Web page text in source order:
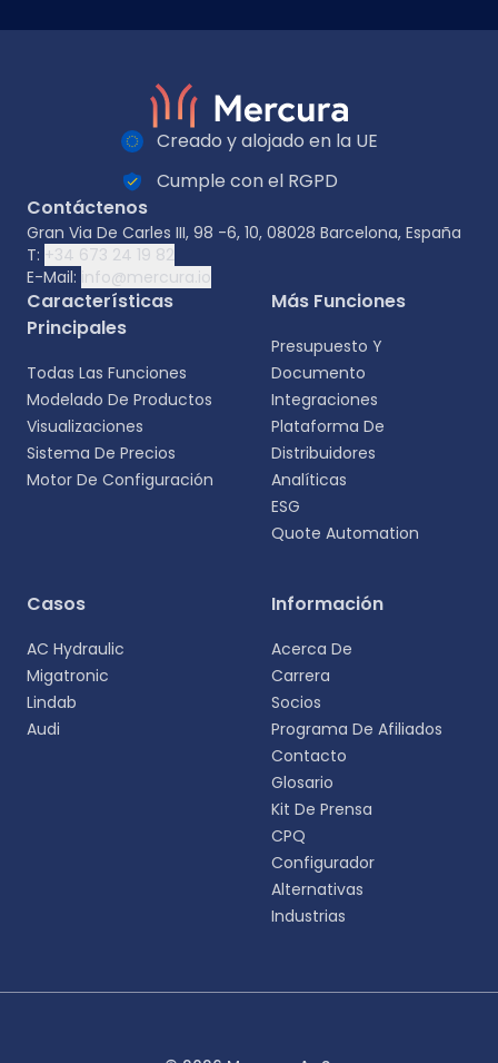
Selecciona tu idioma
más personalizada.
Svenska
Creado y alojado en la UE
Cumple con el RGPD
Contáctenos
Gran Via De Carles III, 98 -6, 10, 08028 Barcelona, España
T: +34 673 24 19 82
E-Mail: info@mercura.io
Características
Principales
Todas Las Funciones
Modelado De Productos
Visualizaciones
Sistema De Precios
Motor De Configuración
Más Funciones
Presupuesto Y
Documento
Integraciones
Plataforma De
Distribuidores
Analíticas
ESG
Quote Automation
Casos
AC Hydraulic
Migatronic
Lindab
Audi
Información
Acerca De
Carrera
Socios
Programa De Afiliados
Contacto
Glosario
Kit De Prensa
CPQ
Configurador
Alternativas
Industrias